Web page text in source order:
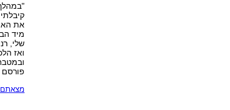
את
מיד
שלי,
ואז
פורסם
מצאתם